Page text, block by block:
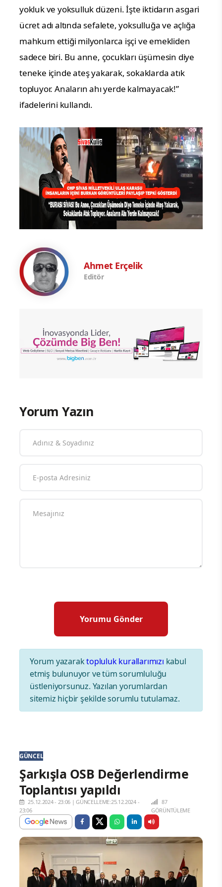
yokluk ve yoksulluk düzeni. İşte iktidarın asgari
ücret adı altında sefalete, yoksulluğa ve açlığa
mahkum ettiği milyonlarca işçi ve emekliden
sadece biri. Bu anne, çocukları üşümesin diye
teneke içinde ateş yakarak, sokaklarda atık
topluyor. Anaların ahı yerde kalmayacak!”
ifadelerini kullandı.
Ahmet Erçelik
Editör
Yorum Yazın
Yorum yazaraktopluluk kurallarımızı kabul
etmiş bulunuyor ve tüm sorumluluğu
üstleniyorsunuz. Yazılan yorumlardan
sitemiz hiçbir şekilde sorumlu tutulamaz.
GÜNCEL
Şarkışla OSB Değerlendirme
Toplantısı yapıldı
25.12.2024 - 23:06 |GÜNCELLEME:25.12.2024 -
23:06
87
GÖRÜNTÜLEME